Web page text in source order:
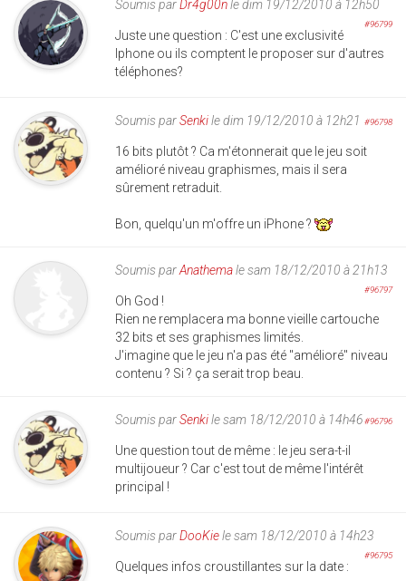
Soumis parDr4g00nle dim 19/12/2010 à 12h50
#96799
Juste une question : C'est une exclusivité
Iphone ou ils comptent le proposer sur d'autres
téléphones?
Soumis parSenkile dim 19/12/2010 à 12h21 #96798
16 bits plutôt ? Ca m'étonnerait que le jeu soit
amélioré niveau graphismes, mais il sera
sûrement retraduit.
Bon, quelqu'un m'offre un iPhone ?
Soumis parAnathemale sam 18/12/2010 à 21h13
#96797
Oh God !
Rien ne remplacera ma bonne vieille cartouche
32 bits et ses graphismes limités.
J'imagine que le jeu n'a pas été "amélioré" niveau
contenu ? Si ? ça serait trop beau.
Soumis parSenkile sam 18/12/2010 à 14h46#96796
Une question tout de même : le jeu sera-t-il
multijoueur ? Car c'est tout de même l'intérêt
principal !
Soumis parDooKiele sam 18/12/2010 à 14h23
#96795
Quelques infos croustillantes sur la date :